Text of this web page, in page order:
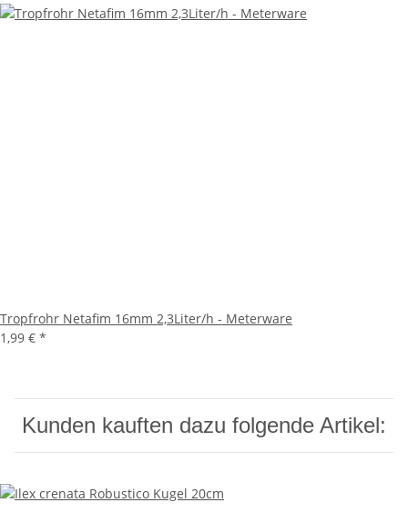
Tropfrohr Netafim 16mm 2,3Liter/h - Meterware
1,99 € *
Kunden kauften dazu folgende Artikel: